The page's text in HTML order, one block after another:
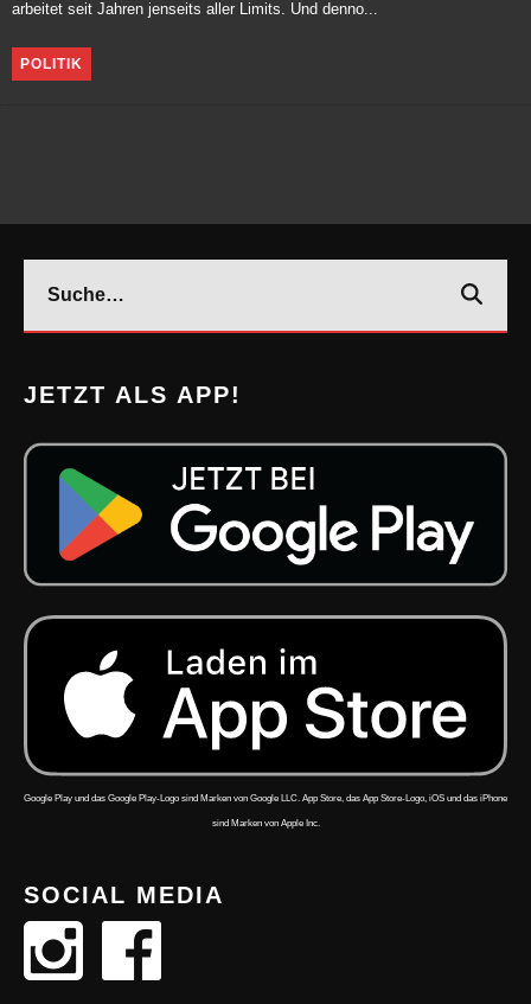
arbeitet seit Jahren jenseits aller Limits. Und denno...
POLITIK
JETZT ALS APP!
Google Play und das Google Play-Logo sind Marken von Google LLC. App Store, das App Store-Logo, iOS und das iPhone
sind Marken von Apple Inc.
SOCIAL MEDIA